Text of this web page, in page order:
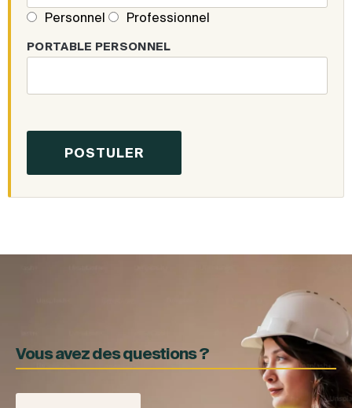
Personnel Professionnel
PORTABLE PERSONNEL
Vous avez des questions ?